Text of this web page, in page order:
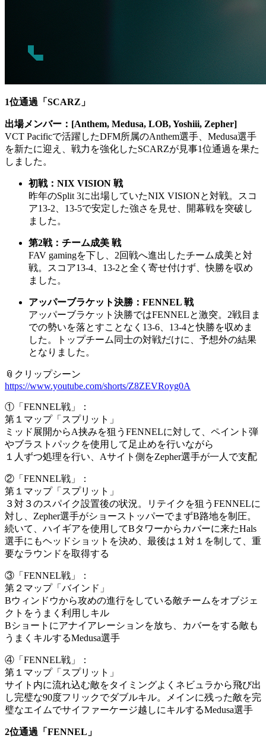
1位通過「SCARZ」
出場メンバー：[Anthem, Medusa, LOB, Yoshiii, Zepher]
VCT Pacificで活躍したDFM所属のAnthem選手、Medusa選手
を新たに迎え、戦力を強化したSCARZが見事1位通過を果た
しました。
初戦：NIX VISION 戦
昨年のSplit 3に出場していたNIX VISIONと対戦。スコ
ア13-2、13-5で安定した強さを見せ、開幕戦を突破し
ました。
第2戦：チーム成美 戦
FAV gamingを下し、2回戦へ進出したチーム成美と対
戦。スコア13-4、13-2と全く寄せ付けず、快勝を収め
ました。
アッパーブラケット決勝：FENNEL 戦
アッパーブラケット決勝ではFENNELと激突。2戦目ま
での勢いを落とすことなく13-6、13-4と快勝を収めま
した。トップチーム同士の対戦だけに、予想外の結果
となりました。
📎クリップシーン
https://www.youtube.com/shorts/Z8ZEVRoyg0A
①「FENNEL戦」：
第１マップ「スプリット」
ミッド展開からA挟みを狙うFENNELに対して、ペイント弾
やブラストパックを使用して足止めを行いながら
１人ずつ処理を行い、Aサイト側をZepher選手が一人で支配
②「FENNEL戦」：
第１マップ「スプリット」
３対３のスパイク設置後の状況。リテイクを狙うFENNELに
対し、Zepher選手がショーストッパーでまずB路地を制圧。
続いて、ハイギアを使用してBタワーからカバーに来たHals
選手にもヘッドショットを決め、最後は１対１を制して、重
要なラウンドを取得する
③「FENNEL戦」：
第２マップ「バインド」
Bウィンドウから攻めの進行をしている敵チームをオブジェ
クトをうまく利用しキル
Bショートにアナイアレーションを放ち、カバーをする敵も
うまくキルするMedusa選手
④「FENNEL戦」：
第１マップ「スプリット」
サイト内に流れ込む敵をタイミングよくネビュラから飛び出
し完璧な90度フリックでダブルキル。メインに残った敵を完
璧なエイムでサイファーケージ越しにキルするMedusa選手
2位通過「FENNEL」